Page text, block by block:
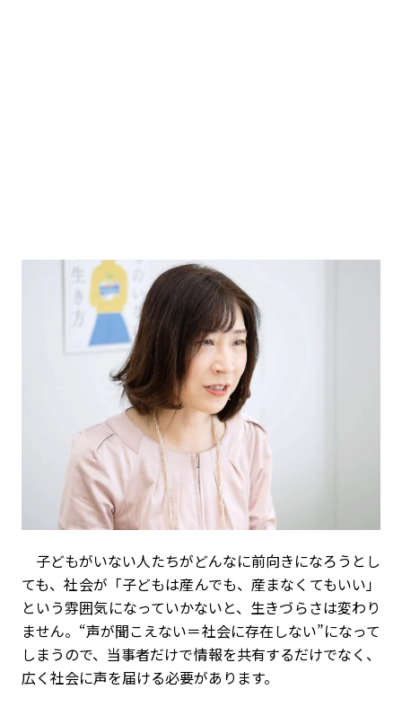
子どもがいない人たちがどんなに前向きになろうとし
ても、社会が「子どもは産んでも、産まなくてもいい」
という雰囲気になっていかないと、生きづらさは変わり
ません。“声が聞こえない＝社会に存在しない”になって
しまうので、当事者だけで情報を共有するだけでなく、
広く社会に声を届ける必要があります。